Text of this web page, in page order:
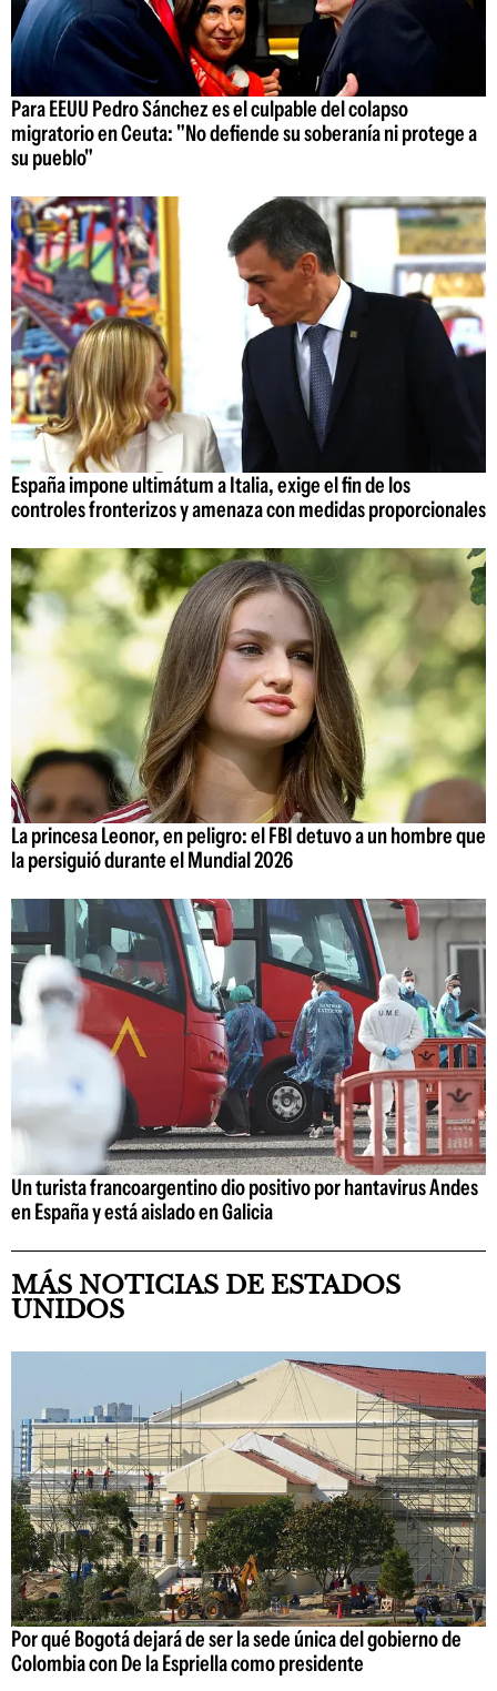
Para EEUU Pedro Sánchez es el culpable del colapso
migratorio en Ceuta: "No defiende su soberanía ni protege a
su pueblo"
España impone ultimátum a Italia, exige el fin de los
controles fronterizos y amenaza con medidas proporcionales
La princesa Leonor, en peligro: el FBI detuvo a un hombre que
la persiguió durante el Mundial 2026
Un turista francoargentino dio positivo por hantavirus Andes
en España y está aislado en Galicia
MÁS NOTICIAS DE ESTADOS
UNIDOS
Por qué Bogotá dejará de ser la sede única del gobierno de
Colombia con De la Espriella como presidente